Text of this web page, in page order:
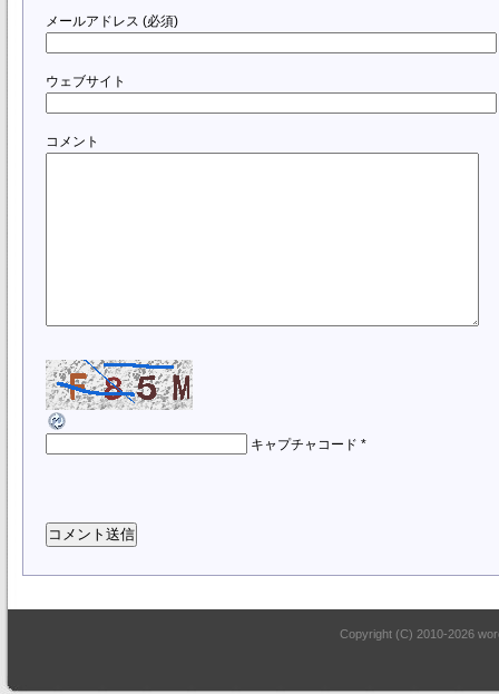
メールアドレス (必須)
ウェブサイト
コメント
キャプチャコード *
Copyright (C) 2010-2026